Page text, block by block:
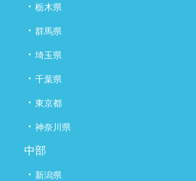
・ 栃木県
・ 群馬県
・ 埼玉県
・ 千葉県
・ 東京都
・ 神奈川県
中部
・ 新潟県